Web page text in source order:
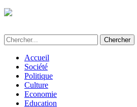
Accueil
Société
Politique
Culture
Economie
Education